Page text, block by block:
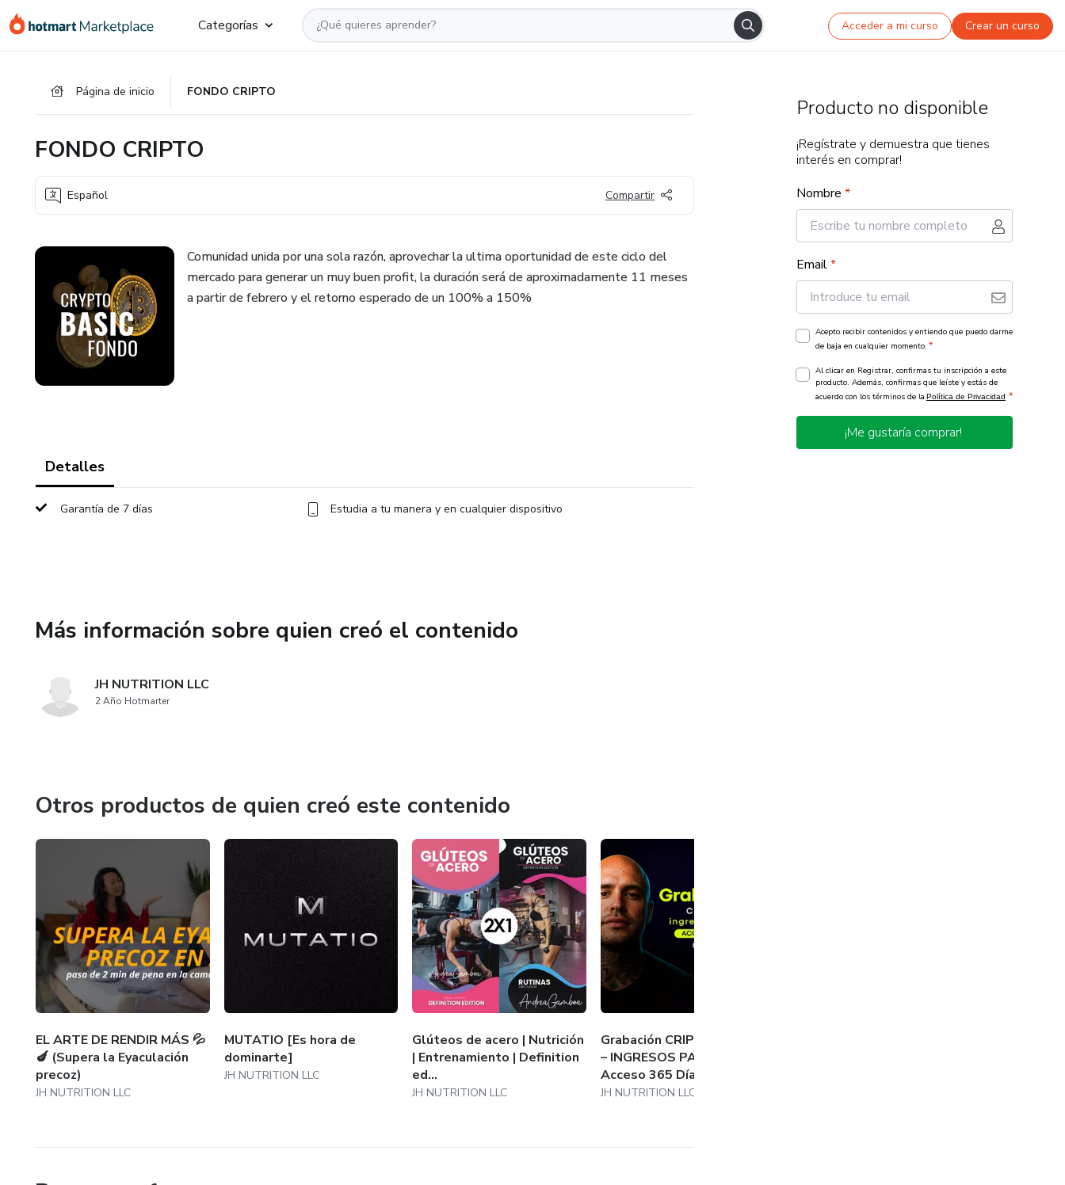
Categorías Acceder a mi curso Crear un curso
Página de inicio FONDO CRIPTO
FONDO CRIPTO
Español Compartir
Comunidad unida por una sola razón, aprovechar la ultima oportunidad de este ciclo del
mercado para generar un muy buen profit, la duración será de aproximadamente 11 meses
a partir de febrero y el retorno esperado de un 100% a 150%
Detalles
Garantía de 7 días Estudia a tu manera y en cualquier dispositivo
Más información sobre quien creó el contenido
JH NUTRITION LLC
2 Año Hotmarter
Otros productos de quien creó este contenido
EL ARTE DE RENDIR MÁS 💦
🍆 (Supera la Eyaculación
precoz)
JH NUTRITION LLC
MUTATIO [Es hora de
dominarte]
JH NUTRITION LLC
Glúteos de acero | Nutrición
| Entrenamiento | Definition
ed...
JH NUTRITION LLC
Grabación CRIPTO WEEK G1
– INGRESOS PASIVOS –
Acceso 365 Día...
JH NUTRITION LLC
Producto no disponible
¡Regístrate y demuestra que tienes
interés en comprar!
Nombre *
Email*
Acepto recibir contenidos y entiendo que puedo darme
de baja en cualquier momento. *
Al clicar en Registrar, confirmas tu inscripción a este
producto. Además, confirmas que leíste y estás de
acuerdo con los términos de la Política de Privacidad *
¡Me gustaría comprar!